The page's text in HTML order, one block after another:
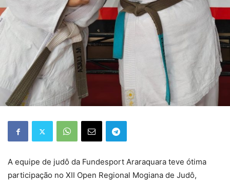
A equipe de judô da Fundesport Araraquara teve ótima
participação no XII Open Regional Mogiana de Judô,